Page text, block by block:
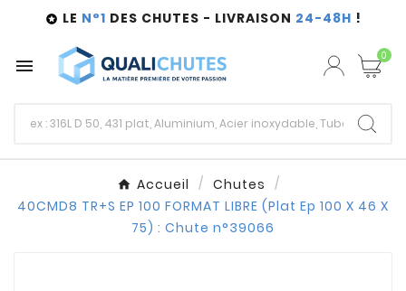
 LE N°1 DES CHUTES - LIVRAISON 24-48H !
 0
Accueil
Chutes
40CMD8 TR+S EP 100 FORMAT LIBRE (Plat Ep 100 X 46 X
75) : Chute n°39066